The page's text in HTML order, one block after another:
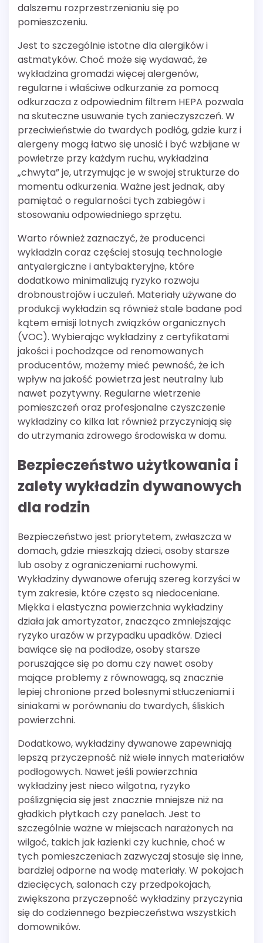
dalszemu rozprzestrzenianiu się po
pomieszczeniu.
Jest to szczególnie istotne dla alergików i
astmatyków. Choć może się wydawać, że
wykładzina gromadzi więcej alergenów,
regularne i właściwe odkurzanie za pomocą
odkurzacza z odpowiednim filtrem HEPA pozwala
na skuteczne usuwanie tych zanieczyszczeń. W
przeciwieństwie do twardych podłóg, gdzie kurz i
alergeny mogą łatwo się unosić i być wzbijane w
powietrze przy każdym ruchu, wykładzina
„chwyta” je, utrzymując je w swojej strukturze do
momentu odkurzenia. Ważne jest jednak, aby
pamiętać o regularności tych zabiegów i
stosowaniu odpowiedniego sprzętu.
Warto również zaznaczyć, że producenci
wykładzin coraz częściej stosują technologie
antyalergiczne i antybakteryjne, które
dodatkowo minimalizują ryzyko rozwoju
drobnoustrojów i uczuleń. Materiały używane do
produkcji wykładzin są również stale badane pod
kątem emisji lotnych związków organicznych
(VOC). Wybierając wykładziny z certyfikatami
jakości i pochodzące od renomowanych
producentów, możemy mieć pewność, że ich
wpływ na jakość powietrza jest neutralny lub
nawet pozytywny. Regularne wietrzenie
pomieszczeń oraz profesjonalne czyszczenie
wykładziny co kilka lat również przyczyniają się
do utrzymania zdrowego środowiska w domu.
Bezpieczeństwo użytkowania i
zalety wykładzin dywanowych
dla rodzin
Bezpieczeństwo jest priorytetem, zwłaszcza w
domach, gdzie mieszkają dzieci, osoby starsze
lub osoby z ograniczeniami ruchowymi.
Wykładziny dywanowe oferują szereg korzyści w
tym zakresie, które często są niedoceniane.
Miękka i elastyczna powierzchnia wykładziny
działa jak amortyzator, znacząco zmniejszając
ryzyko urazów w przypadku upadków. Dzieci
bawiące się na podłodze, osoby starsze
poruszające się po domu czy nawet osoby
mające problemy z równowagą, są znacznie
lepiej chronione przed bolesnymi stłuczeniami i
siniakami w porównaniu do twardych, śliskich
powierzchni.
Dodatkowo, wykładziny dywanowe zapewniają
lepszą przyczepność niż wiele innych materiałów
podłogowych. Nawet jeśli powierzchnia
wykładziny jest nieco wilgotna, ryzyko
poślizgnięcia się jest znacznie mniejsze niż na
gładkich płytkach czy panelach. Jest to
szczególnie ważne w miejscach narażonych na
wilgoć, takich jak łazienki czy kuchnie, choć w
tych pomieszczeniach zazwyczaj stosuje się inne,
bardziej odporne na wodę materiały. W pokojach
dziecięcych, salonach czy przedpokojach,
zwiększona przyczepność wykładziny przyczynia
się do codziennego bezpieczeństwa wszystkich
domowników.